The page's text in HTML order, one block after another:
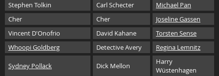
Stephen Tolkin
Carl Schecter
Michael Pan
Cher
Cher
Joseline Gassen
Vincent D'Onofrio
David Kahane
Torsten Sense
Whoopi Goldberg
Detective Avery Regina Lemnitz
Sydney Pollack Dick Mellon
Harry
Wüstenhagen